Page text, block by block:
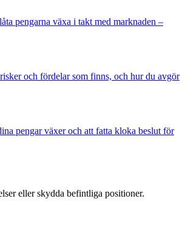
pengarna växa i takt med marknaden –
och fördelar som finns, och hur du avgör
pengar växer och att fatta kloka beslut för
eller skydda befintliga positioner.